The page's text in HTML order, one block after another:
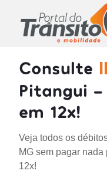
Consulte
Pitangui -
em 12x!
Veja todos os
MG sem pagar
12x!